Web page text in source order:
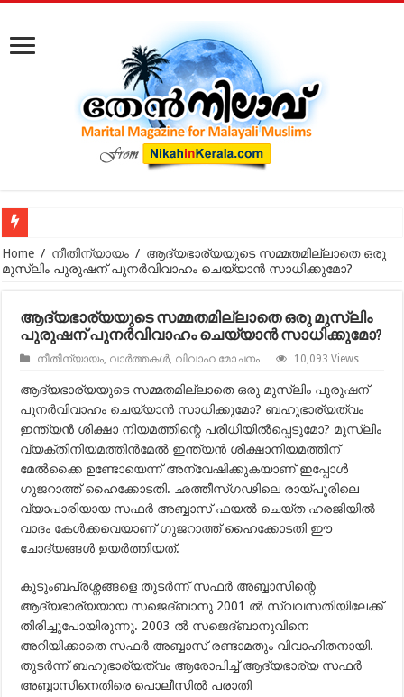
കോടതിക്ക് പുറത്ത് നടക്കുന്ന മുസ്‌ലിം വിവാഹ മോചനം: കുടുംബ
Home / നീതിന്യായം / ആദ്യഭാര്യയുടെ സമ്മതമില്ലാതെ ഒരു
മുസ്‍ലിം പുരുഷന് പുനര്‍വിവാഹം ചെയ്യാന്‍ സാധിക്കുമോ?
ആദ്യഭാര്യയുടെ സമ്മതമില്ലാതെ ഒരു മുസ്‍ലിം
പുരുഷന് പുനര്‍വിവാഹം ചെയ്യാന്‍ സാധിക്കുമോ?
നീതിന്യായം, വാർത്തകൾ, വിവാഹ മോചനം 10,093 Views
ആദ്യഭാര്യയുടെ സമ്മതമില്ലാതെ ഒരു മുസ്‍ലിം പുരുഷന്
പുനര്‍വിവാഹം ചെയ്യാന്‍ സാധിക്കുമോ? ബഹുഭാര്യത്വം
ഇന്ത്യന്‍ ശിക്ഷാ നിയമത്തിന്റെ പരിധിയില്‍പ്പെടുമോ? മുസ്‍ലിം
വ്യക്തിനിയമത്തിന്‍മേല്‍ ഇന്ത്യന്‍ ശിക്ഷാനിയമത്തിന്
മേല്‍ക്കൈ ഉണ്ടോയെന്ന് അന്വേഷിക്കുകയാണ് ഇപ്പോള്‍
ഗുജറാത്ത് ഹൈക്കോടതി. ഛത്തീസ്ഗഢിലെ രായ്‍പൂരിലെ
വ്യാപാരിയായ സഫര്‍ അബ്ബാസ് ഫയല്‍ ചെയ്ത ഹരജിയില്‍
വാദം കേള്‍ക്കവെയാണ് ഗുജറാത്ത് ഹൈക്കോടതി ഈ
ചോദ്യങ്ങള്‍ ഉയര്‍ത്തിയത്.
കുടുംബപ്രശ്നങ്ങളെ തുടര്‍ന്ന് സഫര്‍ അബ്ബാസിന്റെ
ആദ്യഭാര്യയായ സജെദ്ബാനു 2001 ല്‍ സ്വവസതിയിലേക്ക്
തിരിച്ചുപോയിരുന്നു. 2003 ല്‍ സജെദ്ബാനുവിനെ
അറിയിക്കാതെ സഫര്‍ അബ്ബാസ് രണ്ടാമതും വിവാഹിതനായി.
തുടര്‍ന്ന് ബഹുഭാര്യത്വം ആരോപിച്ച് ആദ്യഭാര്യ സഫര്‍
അബ്ബാസിനെതിരെ പൊലീസില്‍ പരാതി